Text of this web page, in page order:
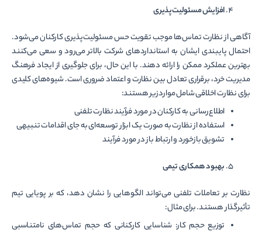
افزایش مسئولیتپذیری
آگاهی از نظارت تماس‌ها موجب تقویت حس مسئولیت‌پذیری کارکنان می‌شود.
احتمال پایبندی ایشان به استانداردهای شرکت بالاتر می‌رود و سعی می‌کنند
بهترین عملکرد ممکن را ارائه دهند. با این حال، برای جلوگیری از ایجاد فرهنگ
مدیریت خرد، برقراری تعادل بین نظارت و اعتماد ضروری است. شیوه‌های کلیدی
برای نظارت اخلاقی شامل موارد زیر هستند:
اطلاع‌رسانی به کارکنان در مورد فرآیند نظارت تلفنی
استفاده از نظارت به صورت یک ابزار توسعه‌ای به جای اقدامات تنبیهی
تشویق بازخورد و ارتباط باز در مورد فرآیند
بهبود همکاری تیمی
نظارت بر تعاملات تلفنی می‌تواند الگوهایی را نشان دهد، که بر پویایی تیم
تأثیرگذار هستند. برای مثال:
توزیع حجم کار: شناسایی کارکنانی که حجم تماس‌های نامتناسبی